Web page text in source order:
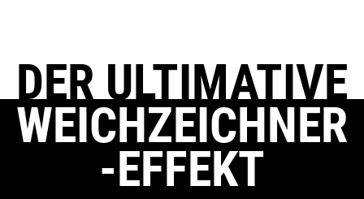
DER ULTIMATIVE
WEICHZEICHNER
-EFFEKT